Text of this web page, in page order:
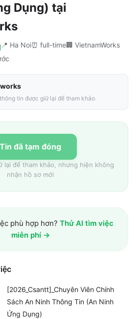
Dụng) tại
📍 Ha Noi⏰ full-time🏢 VietnamWorks
tin được giữ lại để tham khảo.
Tin đã tạm đóng
lại để tham khảo, nhưng hiện không
nhận hồ sơ mới
phù hợp hơn? Thử AI tìm việc
miễn phí →
[2026_Csantt]_Chuyên Viên Chính
Sách An Ninh Thông Tin (An Ninh
Ứng Dụng)